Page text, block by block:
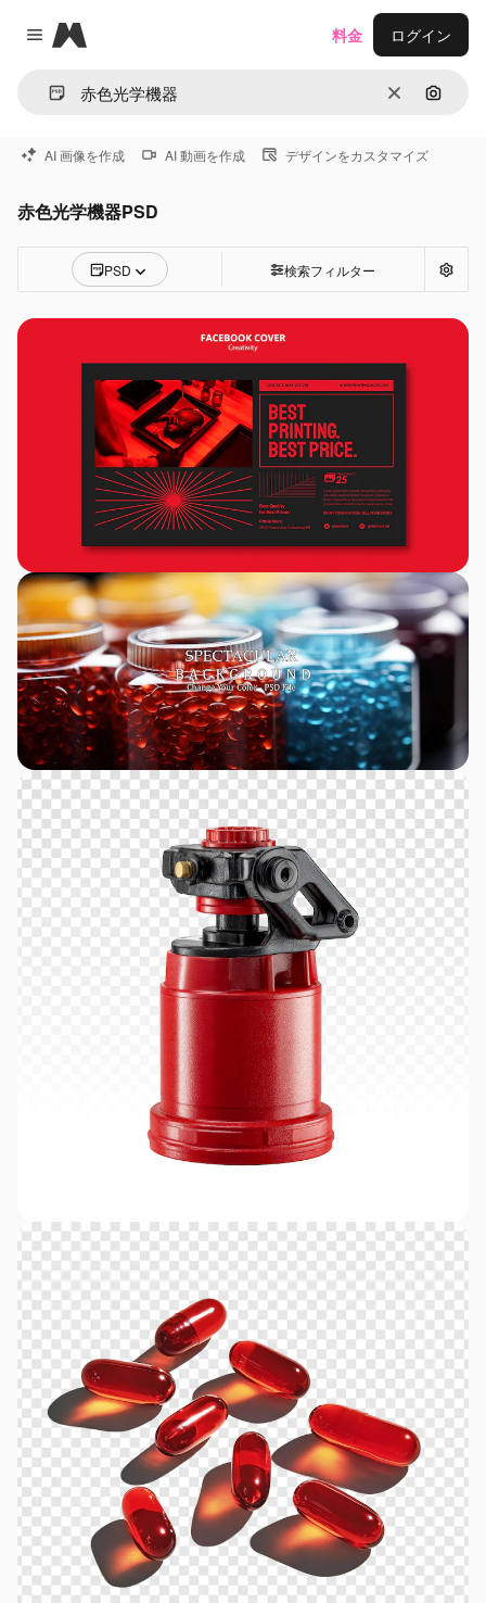
Close menu
Magnific
消去 画像で
料金 ログイン
AI 画像を作成 AI 動画を作成 デザインをカスタマイズ
赤色光学機器PSD
PSD 検索フィルター